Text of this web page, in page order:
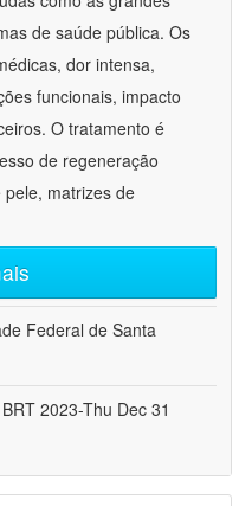
de saúde pública. Os
dor intensa,
funcionais, impacto
O tratamento é
de regeneração
matrizes de
Federal de Santa
2023-Thu Dec 31